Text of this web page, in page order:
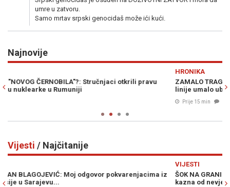
umre u zatvoru.
Samo mrtav srpski genocidaš može ići kući.
Najnovije
ZAMALO TRAGEDIJA NA BH. CESTAMA: Vozač kombija preko pune
linije umalo ubio motociklistu (VIDEO)
Vijesti / Najčitanije
ŠOK NA GRANICI: Ponesete li ovo voće u Hrvatsku, prijeti vam
kazna od nevjerovatnih 13.000 eura